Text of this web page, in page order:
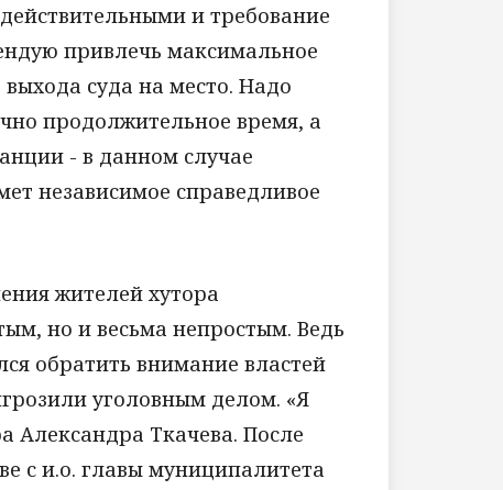
и требование
привлечь максимальное
суда на место. Надо
продолжительное время, а
- в данном случае
независимое справедливое
жителей хутора
но и весьма непростым. Ведь
обратить внимание властей
уголовным делом. «Я
Александра Ткачева. После
с и.о. главы муниципалитета